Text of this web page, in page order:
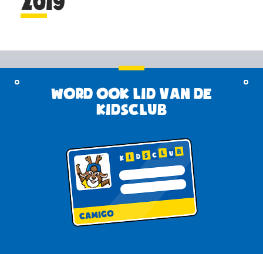
Word ook lid van de
KidsClub